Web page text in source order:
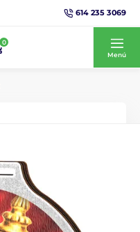
614 235 3069
0
Menú